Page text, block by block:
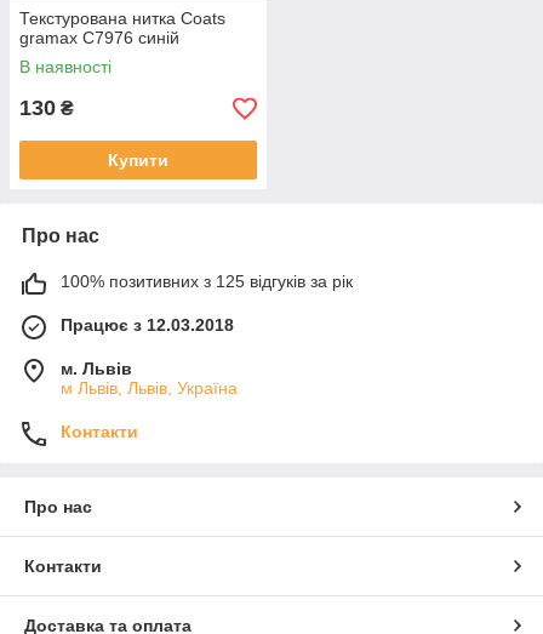
Текстурована нитка Coats
gramax C7976 синій
В наявності
130 ₴
Купити
Про нас
100% позитивних з 125 відгуків за рік
Працює з 12.03.2018
м. Львів
м Львів, Львів, Україна
Контакти
Про нас
Контакти
Доставка та оплата